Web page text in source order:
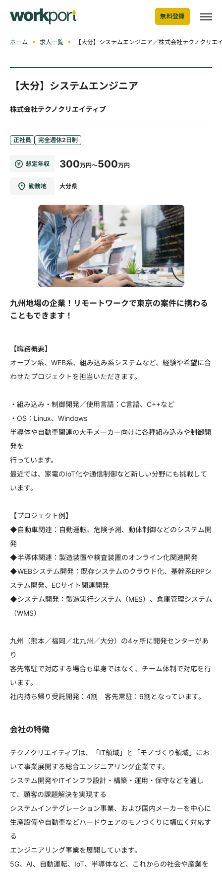
無料登録
ホーム 求人一覧 【大分】システムエンジニア／株式会社テクノクリエ
【大分】システムエンジニア
株式会社テクノクリエイティブ
正社員 完全週休2日制
想定年収 300万円～500万円
勤務地 大分県
九州地場の企業！リモートワークで東京の案件に携わる
こともできます！
【職務概要】
オープン系、WEB系、組み込み系システムなど、経験や希望に合
わせたプロジェクトを担当いただきます。
・組み込み・制御開発／使用言語：C言語、C++など
・OS：Linux、Windows
半導体や自動車関連の大手メーカー向けに各種組み込みや制御開
発を
行っています。
最近では、家電のIoT化や通信制御など新しい分野にも挑戦して
います。
【プロジェクト例】
◆自動車関連：自動運転、危険予測、動体制御などのシステム開
発
◆半導体関連：製造装置や検査装置のオンライン化関連開発
◆WEBシステム開発：既存システムのクラウド化、基幹系ERPシ
ステム開発、ECサイト関連開発
◆システム開発：製造実行システム（MES）、倉庫管理システム
（WMS）
九州（熊本／福岡／北九州／大分）の4ヶ所に開発センターがあ
り
客先常駐で対応する場合も単身ではなく、チーム体制で対応を行
います。
社内持ち帰り受託開発：4割 客先常駐：6割となっています。
会社の特徴
テクノクリエイティブは、「IT領域」と「モノづくり領域」にお
いて事業展開する総合エンジニアリング企業です。
システム開発やITインフラ設計・構築・運用・保守などを通し
て、顧客の課題解決を実現する
システムインテグレーション事業、および国内メーカーを中心に
生産設備や自動車などハードウェアのモノづくりに幅広く対応す
る
エンジニアリング事業を展開しています。
5G、AI、自動運転、IoT、半導体など、これからの社会や産業を